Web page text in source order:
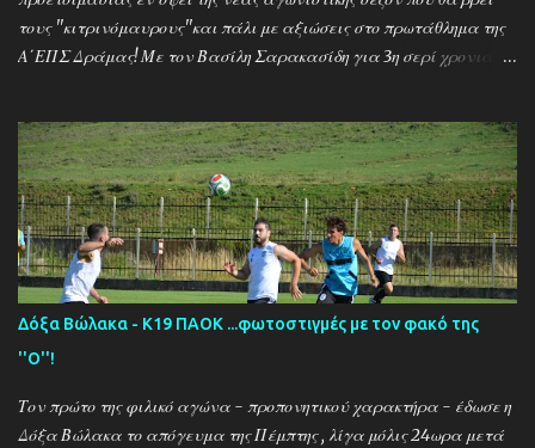
τους ''κιτρινόμαυρους''και πάλι με αξιώσεις στο πρωτάθλημα της
Α΄ΕΠΣ Δράμας! Με τον Βασίλη Σαρακασίδη για 3η σερί χρονιά
δυναμική των ''κιτρινόμαυρων''! Παρακάτω δείτε φωτοστιγμές
απο τις προπονήσεις της δραμινής ομάδας μέσα απο τον φακό της
''Ο'' που βρέθηκε στο γήπεδο του Καλαμπακίου ενώ δηλώσεις
κάνουν οι κ.κ. Σαρακασίδης Βασίλης (προπονητής) , Βαβλιάκης
Χρόνης (τεχνικός διευθυντής) και οι ποδοσφαιριστές Μάριος
Βουτσινάς και Ηλίας Σταμπουλής!
Δόξα Βώλακα - Κ19 ΠΑΟΚ ...φωτοστιγμές με τον φακό της
''Ο''!
Τον πρώτο της φιλικό αγώνα - προπονητικού χαρακτήρα - έδωσε η
Δόξα Βώλακα το απόγευμα της Πέμπτης , λίγα μόλις 24ωρα μετά